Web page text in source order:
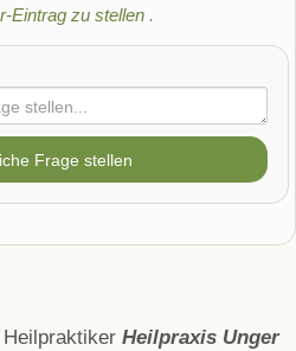
Eintrag zu stellen .
Frage stellen
Heilpraxis Unger